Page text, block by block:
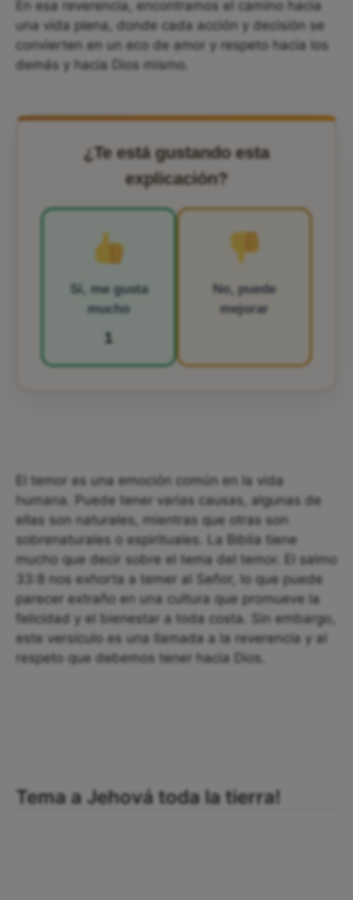
En esa reverencia, encontramos el camino hacia
una vida plena, donde cada acción y decisión se
convierten en un eco de amor y respeto hacia los
demás y hacia Dios mismo.
¿Te está gustando esta
explicación?
Sí, me gusta
mucho
1
No, puede
mejorar
El temor es una emoción común en la vida
humana. Puede tener varias causas, algunas de
ellas son naturales, mientras que otras son
sobrenaturales o espirituales. La Biblia tiene
mucho que decir sobre el tema del temor. El salmo
33:8 nos exhorta a temer al Señor, lo que puede
parecer extraño en una cultura que promueve la
felicidad y el bienestar a toda costa. Sin embargo,
este versículo es una llamada a la reverencia y al
respeto que debemos tener hacia Dios.
Tema a Jehová toda la tierra!